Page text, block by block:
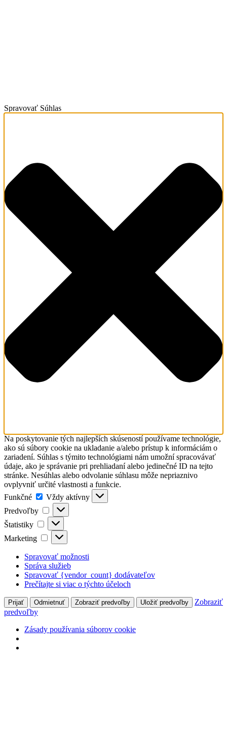
Spravovať Súhlas
Na poskytovanie tých najlepších skúseností používame technológie,
ako sú súbory cookie na ukladanie a/alebo prístup k informáciám o
zariadení. Súhlas s týmito technológiami nám umožní spracovávať
údaje, ako je správanie pri prehliadaní alebo jedinečné ID na tejto
stránke. Nesúhlas alebo odvolanie súhlasu môže nepriaznivo
ovplyvniť určité vlastnosti a funkcie.
Funkčné
Funkčné
Vždy aktívny
Predvoľby
Predvoľby
Štatistiky Štatistiky
Marketing Marketing
Spravovať možnosti
Správa služieb
Spravovať {vendor_count} dodávateľov
Prečítajte si viac o týchto účeloch
Prijať Odmietnuť Zobraziť predvoľby Uložiť predvoľby
Zobraziť
predvoľby
Zásady používania súborov cookie